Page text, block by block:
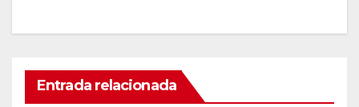
Entrada relacionada